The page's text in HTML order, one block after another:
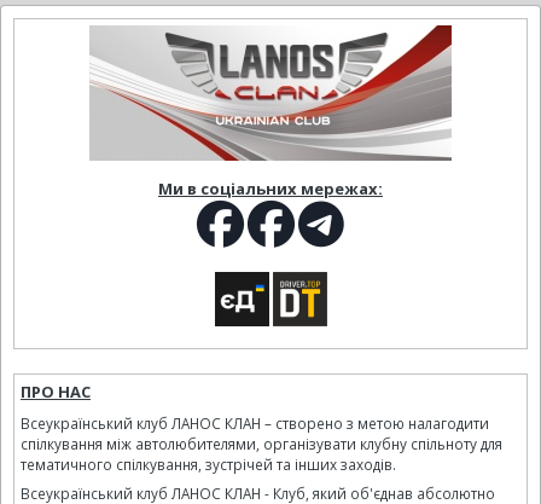
Ми в соціальних мережах:
ПРО НАС
Всеукраїнський клуб ЛАНОС КЛАН – створено з метою налагодити
спілкування між автолюбителями, організувати клубну спільноту для
тематичного спілкування, зустрічей та інших заходів.
Всеукраїнський клуб ЛАНОС КЛАН - Клуб, який об'єднав абсолютно